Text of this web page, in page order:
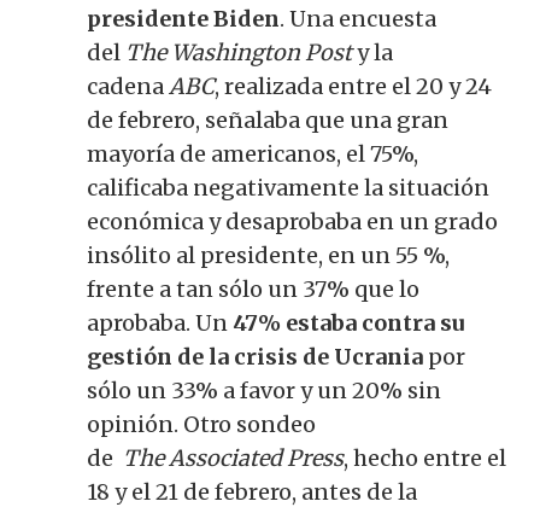
presidente Biden. Una encuesta
del The Washington Posty la
cadenaABC, realizada entre el 20 y 24
de febrero, señalaba que una gran
mayoría de americanos, el 75%,
calificaba negativamente la situación
económica y desaprobaba en un grado
insólito al presidente, en un 55 %,
frente a tan sólo un 37% que lo
aprobaba. Un 47% estaba contra su
gestión de la crisis de Ucrania por
sólo un 33% a favor y un 20% sin
opinión. Otro sondeo
de TheAssociated Press, hecho entre el
18 y el 21 de febrero, antes de la